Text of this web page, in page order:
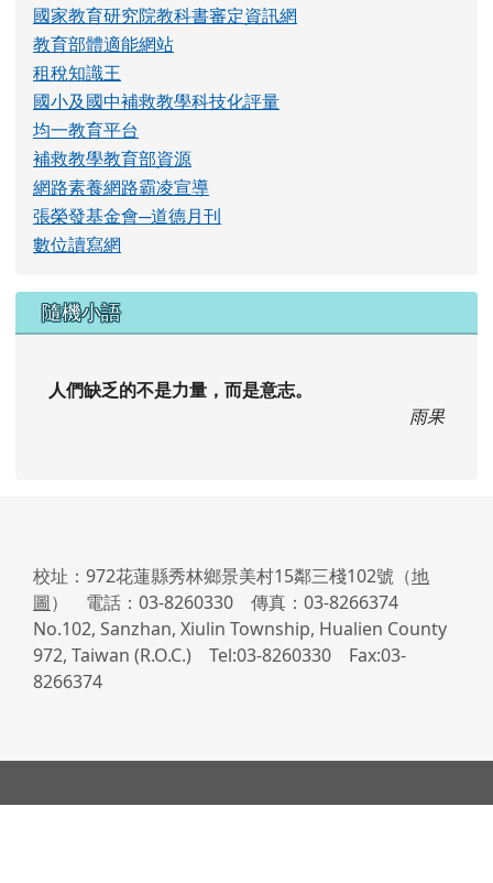
國家教育研究院教科書審定資訊網
教育部體適能網站
租稅知識王
國小及國中補救教學科技化評量
均一教育平台
補救教學教育部資源
網路素養網路霸凌宣導
張榮發基金會─道德月刊
數位讀寫網
隨機小語
人們缺乏的不是力量，而是意志。
雨果
校址：972花蓮縣秀林鄉景美村15鄰三棧102號（地
圖） 電話：03-8260330 傳真：03-8266374
No.102, Sanzhan, Xiulin Township, Hualien County
972, Taiwan (R.O.C.) Tel:03-8260330 Fax:03-
8266374